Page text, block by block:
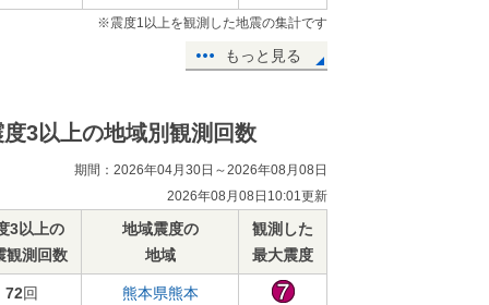
※震度1以上を観測した地震の集計です
もっと見る
度3以上の地域別観測回数
期間：2026年04月30日～2026年08月08日
2026年08月08日10:01更新
3以上の
観測回数
地域震度の
地域
観測した
最大震度
72回 熊本県熊本